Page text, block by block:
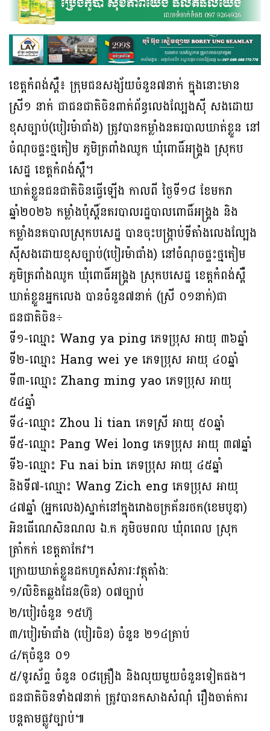
ខេត្តកំពង់ស្ពឺ៖ ក្រុមជនសង្ស័យចំនួន៧នាក់ ក្នុងនោះមាន
ស្រី១ នាក់ ជាជនជាតិចិនពាក់ព័ន្ធលេងល្បែងស៊ី សងដោយ
ខុសច្បាប់(បៀរម៉ាជាំង) ត្រូវបានកម្លាំងនគរបាលឃាត់ខ្លួន នៅ
ចំណុចផ្ទះថ្មតៀម ភូមិត្រពាំងឈូក ឃុំពោធិ៍អង្រ្គង ស្រុកប
សេដ្ឋ ខេត្តកំពង់ស្ពឺ។
ឃាត់ខ្លួនជនជាតិចិនធ្វើឡើង កាលពី ថ្ងៃទី១៨ ខែមករា
ឆ្នាំ២០២៦ កម្លាំងប៉ុស្តិ៍នគរបាលរដ្ឋបាលពោធិ៍អង្រ្គង និង
កម្លាំងនគបាលស្រុកបសេដ្ឋ បានចុះបង្រ្កាប់ទីតាំងលេងល្បែង
ស៊ីសងដោយខុសច្បាប់(បៀរម៉ាជាំង) នៅចំណុចផ្ទះថ្មតៀម
ភូមិត្រពាំងឈូក ឃុំពោធិ៍អង្រ្គង ស្រុកបសេដ្ឋ ខេត្តកំពង់ស្ពឺ
ឃាត់ខ្លួនអ្នកលេង បានចំនួន៧នាក់ (ស្រី ០១នាក់)ជា
ជនជាតិចិន÷
ទី១-ឈ្មោះ Wang ya ping ភេទប្រុស អាយុ ៣៦ឆ្នាំ
ទី២-ឈ្មោះ Hang wei ye ភេទប្រុស អាយុ ៤០ឆ្នាំ
ទី៣-ឈ្មោះ Zhang ming yao ភេទប្រុស អាយុ
៥៤ឆ្នាំ
ទី៤-ឈ្មោះ Zhou li tian ភេទស្រី អាយុ ៥០ឆ្នាំ
ទី៥-ឈ្មោះ Pang Wei long ភេទប្រុស អាយុ ៣៧ឆ្នាំ
ទី៦-ឈ្មោះ Fu nai bin ភេទប្រុស អាយុ ៤៥ឆ្នាំ
និងទី៧-ឈ្មោះ Wang Zich eng ភេទប្រុស អាយុ
៤៧ឆ្នាំ (អ្នកលេង)ស្នាក់នៅក្នុងរោងចក្រគ័នរថក(ខេមបូឌា)
អិនធើណេសិនណល ឯ.ក ភូមិចមពល ឃុំពពេល ស្រុក
ត្រាំកក់ ខេត្តតាកែវ។
ក្រោយឃាត់ខ្លួនដកហូតសំភារៈវត្ថុតាំង:
១/លិខិតឆ្លងដែន(ចិន) ០៧ច្បាប់
២/បៀរចំនួន ១៥ហ៊ូ
៣/បៀរម៉ាជាំង (បៀរចិន) ចំនួន ២១៤គ្រាប់
៤/តុចំនួន ០១
៥/ទូរស័ព្ទ ចំនួន ០៨គ្រឿង និងលុយមួយចំនួនទៀតផង។
ជនជាតិចិនទាំង៧នាក់ ត្រូវបានកសាងសំណុំ រឿងចាត់ការ
បន្តតាមផ្លូវច្បាប់៕